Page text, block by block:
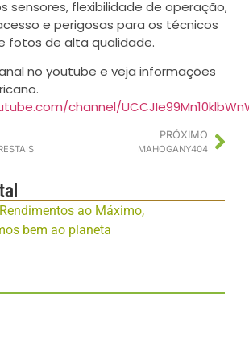
sensores, flexibilidade de operação,
e perigosas para os técnicos
fotos de alta qualidade.
no youtube e veja informações
channel/
PRÓXIMO
MAHOGANY404
ao Máximo,
bem ao planeta